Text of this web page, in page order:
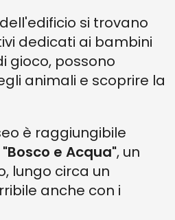
si trovano
dedicati ai bambini
gioco, possono
animali e scoprire la
è raggiungibile
e Acqua", un
lungo circa un
anche con i